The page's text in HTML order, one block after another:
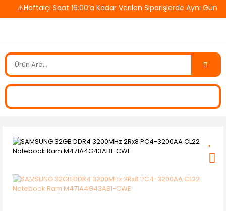
⚠️Haftaiçi Saat 16:00’a Kadar Verilen Siparişlerde Aynı Gün